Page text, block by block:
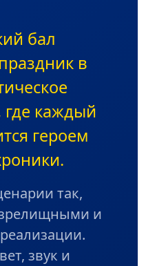
бал
в
каждый
героем
так,
и
звук и